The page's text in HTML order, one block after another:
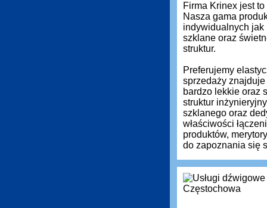
Firma Krinex jest
Nasza gama
indywidualnych jak
szklane oraz
struktur.
Preferujemy
sprzedaży
bardzo lekkie oraz
struktur
szklanego oraz
właściwości
produktów,
do zapoznania się